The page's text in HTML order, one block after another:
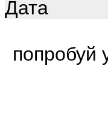
Дата
попробуй